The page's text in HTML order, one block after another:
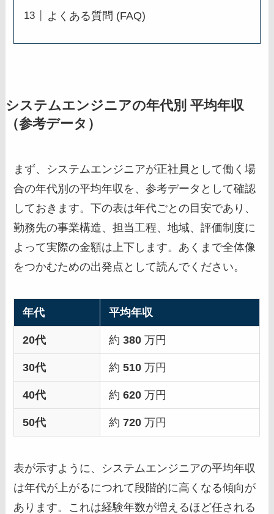
よくある質問 (FAQ)
システムエンジニアの年代別 平均年収
（参考データ）
まず、システムエンジニアが正社員として働く場
合の年代別の平均年収を、参考データとして確認
しておきます。下の表は年代ごとの目安であり、
勤務先の事業構造、担当工程、地域、評価制度に
よって実際の金額は上下します。あくまで全体像
をつかむための出発点として読んでください。
年代 平均年収
20代 約 380万円
30代 約 510万円
40代 約 620万円
50代 約 720万円
表が示すように、システムエンジニアの平均年収
は年代が上がるにつれて段階的に高くなる傾向が
あります。これは経験年数が増えるほど任される